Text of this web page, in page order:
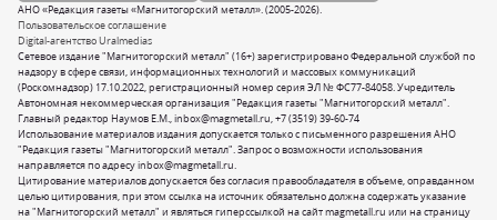
Сетевое издание "Магнитогорский металл" (16+) зарегистрировано Федеральной службой по
надзору в сфере связи, информационных технологий и массовых коммуникаций
(Роскомнадзор) 17.10.2022, регистрационный номер серия ЭЛ № ФС77-84058. Учредитель
Автономная некоммерческая организация "Редакция газеты "Магнитогорский металл".
Главный редактор Наумов Е.М.,inbox@magmetall.ru,+7 (3519) 39-60-74
Использование материалов издания допускается только с письменного разрешения АНО
"Редакция газеты "Магнитогорский металл". Запрос о возможности использования
направляется по адресуinbox@magmetall.ru.
Цитирование материалов допускается без согласия правообладателя в объеме, оправданном
целью цитирования, при этом ссылка на источник обязательно должна содержать указание
на "Магнитогорский металл" и являться гиперссылкой на сайт magmetall.ru или на страницу
Пользовательское соглашение
Digital-агентство Uralmedias
АНО «Редакция газеты «Магнитогорский металл». (2005-2026).